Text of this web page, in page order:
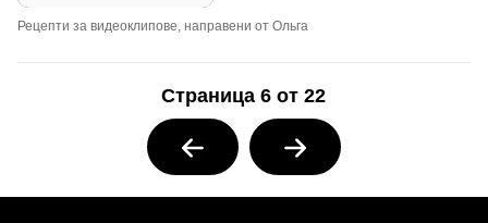
Рецепти за видеоклипове, направени от Ольга
Страница 6 от 22